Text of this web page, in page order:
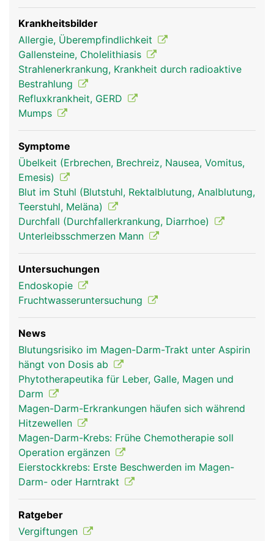
aufgenommen und gelangen über die Pfortader in
die Leber, dem wichtigsten Stoffwechselorgan im
Körper, wo sie gespeichert und weiter verarbeitet
werden. Unverdauliche Nahrungsbestandteile
werden als Stuhl aus dem Körper ausgeschieden.
Der Darminhalt wird dabei durch kräftige,
wellenförmige Darmbewegungen (Peristaltik)
durch den Verdauungstrakt transportiert.
frau
Kopf Links Mann
Krankheitsbilder
Allergie, Überempfindlichkeit
Gallensteine, Cholelithiasis
Strahlenerkrankung, Krankheit durch radioaktive
Bestrahlung
Refluxkrankheit, GERD
Mumps
Symptome
Übelkeit (Erbrechen, Brechreiz, Nausea, Vomitus,
Emesis)
Blut im Stuhl (Blutstuhl, Rektalblutung, Analblutung,
Teerstuhl, Meläna)
Durchfall (Durchfallerkrankung, Diarrhoe)
Unterleibsschmerzen Mann
Untersuchungen
Endoskopie
Fruchtwasseruntersuchung
News
Blutungsrisiko im Magen-Darm-Trakt unter Aspirin
hängt von Dosis ab
Phytotherapeutika für Leber, Galle, Magen und
Darm
Magen-Darm-Erkrankungen häufen sich während
Hitzewellen
Magen-Darm-Krebs: Frühe Chemotherapie soll
Operation ergänzen
Eierstockkrebs: Erste Beschwerden im Magen-
Darm- oder Harntrakt
Ratgeber
Vergiftungen